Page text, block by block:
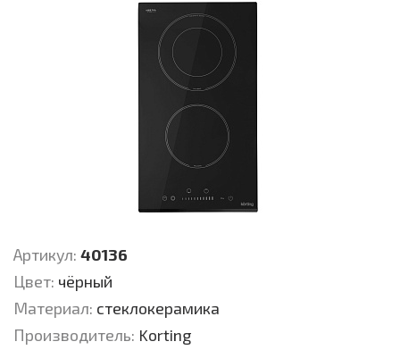
Артикул: 40136
Цвет: чёрный
Материал: стеклокерамика
Производитель: Korting